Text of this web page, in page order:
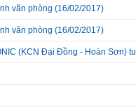
văn phòng (16/02/2017)
văn phòng (16/02/2017)
(KCN Đại Đồng - Hoàn Sơn)